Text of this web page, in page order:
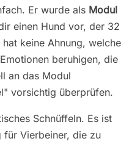
Er wurde als Modul
einen Hund vor, der 32
keine Ahnung, welche
beruhigen, die
an das Modul
vorsichtig überprüfen.
Schnüffeln. Es ist
für Vierbeiner, die zu